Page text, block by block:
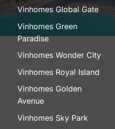
Vinhomes Global Gate
Vinhomes Green
Paradise
Vinhomes Wonder City
Vinhomes Royal Island
Vinhomes Golden
Avenue
Vinhomes Sky Park